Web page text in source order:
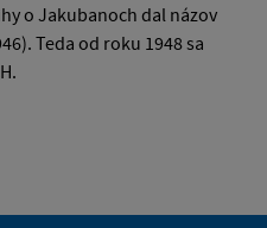
o Jakubanoch dal názov
Teda od roku 1948 sa